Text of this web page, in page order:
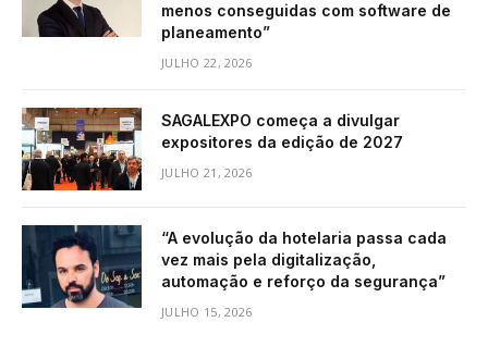
menos conseguidas com software de
planeamento”
JULHO 22, 2026
SAGALEXPO começa a divulgar
expositores da edição de 2027
JULHO 21, 2026
“A evolução da hotelaria passa cada
vez mais pela digitalização,
automação e reforço da segurança”
JULHO 15, 2026